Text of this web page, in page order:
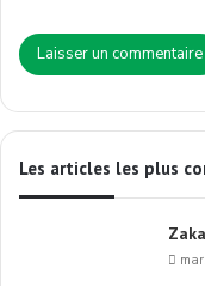
Les articles les plus